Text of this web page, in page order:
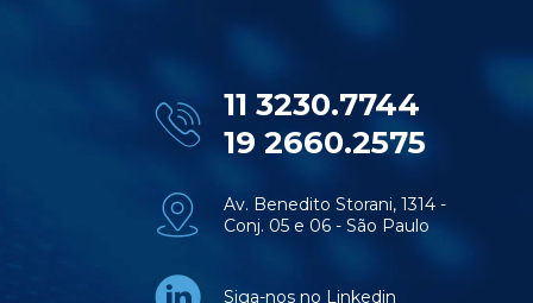
11 3230.7744
19 2660.2575
Av. Benedito Storani, 1314 -
Conj. 05 e 06 - São Paulo
Siga-nos no Linkedin